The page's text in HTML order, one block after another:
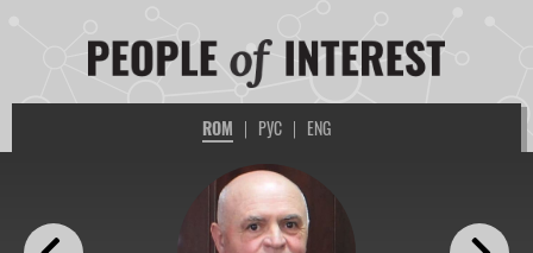
ROM | РУС | ENG